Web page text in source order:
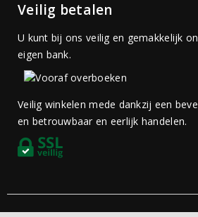
Veilig betalen
U kunt bij ons veilig en gemakkelijk
eigen bank.
Veilig winkelen mede dankzij een
en betrouwbaar en eerlijk handelen.